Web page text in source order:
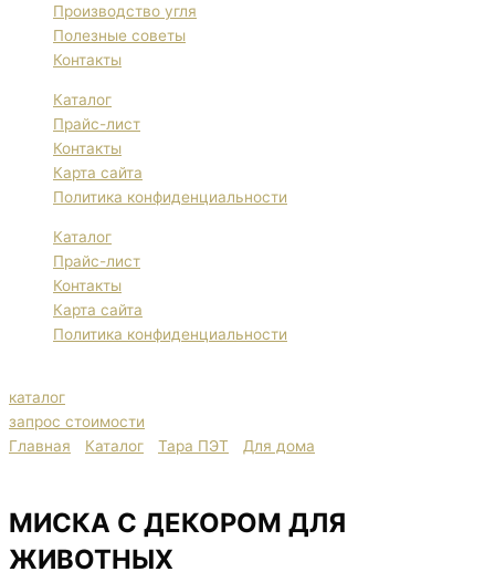
Производство угля
Полезные советы
Контакты
Каталог
Прайс-лист
Контакты
Карта сайта
Политика конфиденциальности
Каталог
Прайс-лист
Контакты
Карта сайта
Политика конфиденциальности
каталог
запрос стоимости
Главная
Каталог Тара ПЭТ Для дома
МИСКА С ДЕКОРОМ ДЛЯ
ЖИВОТНЫХ